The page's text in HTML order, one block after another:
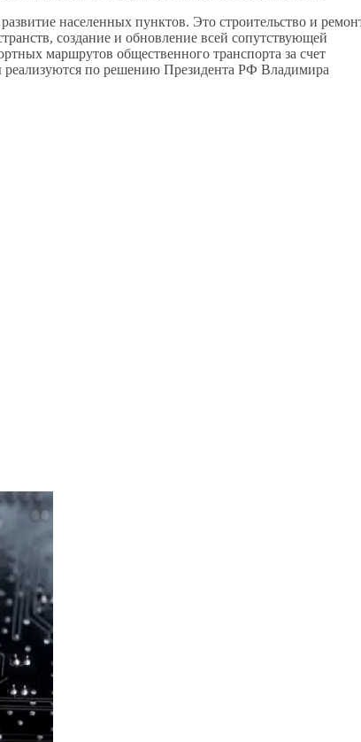
населенных пунктов. Это строительство и
создание и обновление всей сопутствующей
маршрутов общественного транспорта за счет
по решению Президента РФ Владимира